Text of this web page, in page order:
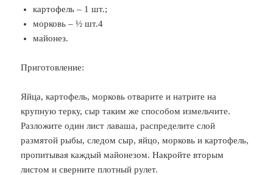
картофель – 1 шт.;
морковь – ½ шт.4
майонез.
Приготовление:
Яйца, картофель, морковь отварите и натрите на
крупную терку, сыр таким же способом измельчите.
Разложите один лист лаваша, распределите слой
размятой рыбы, следом сыр, яйцо, морковь и картофель,
пропитывая каждый майонезом. Накройте вторым
листом и сверните плотный рулет.